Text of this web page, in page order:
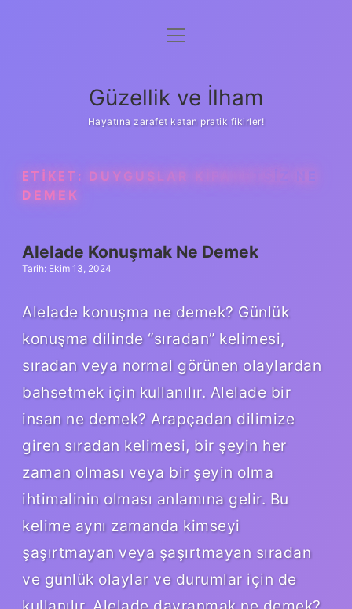
Anasayfa
Yasal Uyarı
menüyü
Güzellik ve İlham
Hayatına zarafet katan pratik fikirler!
ETIKET: DUYGUSLAR KIFAYETSIZ NE
DEMEK
Alelade Konuşmak Ne Demek
Tarih: Ekim 13, 2024
Alelade konuşma ne demek? Günlük
konuşma dilinde “sıradan” kelimesi,
sıradan veya normal görünen olaylardan
bahsetmek için kullanılır. Alelade bir
insan ne demek? Arapçadan dilimize
giren sıradan kelimesi, bir şeyin her
zaman olması veya bir şeyin olma
ihtimalinin olması anlamına gelir. Bu
kelime aynı zamanda kimseyi
şaşırtmayan veya şaşırtmayan sıradan
ve günlük olaylar ve durumlar için de